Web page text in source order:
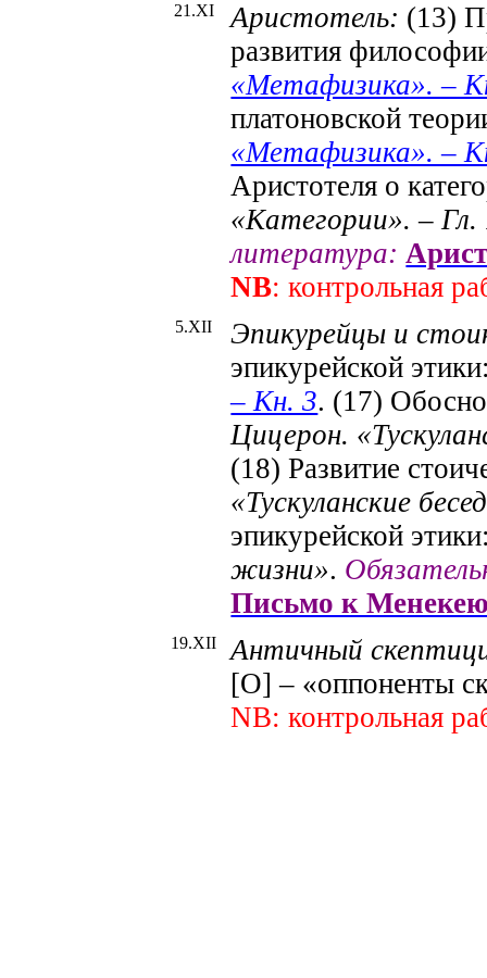
21.XI Аристотель: (13)
развития
«Метафизика». –
платоновской
«Метафизика». –
Аристотеля о
«Категории». – Гл.
литература:
NB: контрольная
5.XII
Эпикурейцы и
эпикурейской
– Кн. 3. (17)
Цицерон.
(18) Развитие
«Тускуланские
эпикурейской
жизни».
Письмо к
19.XII
Античный
[О] – «оппоненты
NB: контрольная